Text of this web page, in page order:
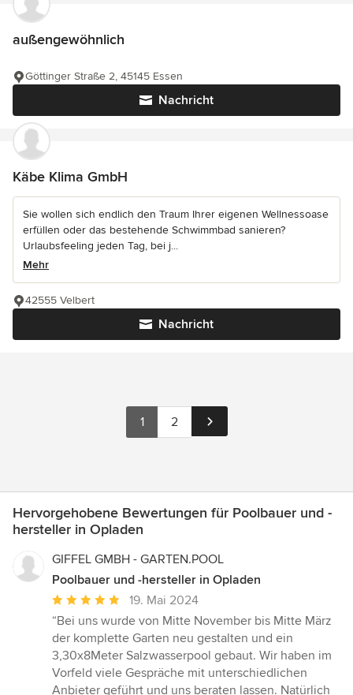
außengewöhnlich
Nachricht
Göttinger Straße 2, 45145 Essen
Käbe Klima GmbH
Sie wollen sich endlich den Traum Ihrer eigenen Wellnessoase
erfüllen oder das bestehende Schwimmbad sanieren?
Urlaubsfeeling jeden Tag, bei j...
Mehr
Nachricht
42555 Velbert
1 2
Hervorgehobene Bewertungen für Poolbauer und -
hersteller in Opladen
GIFFEL GMBH - GARTEN.POOL
Poolbauer und -hersteller in Opladen
Durchschnittliche
Bewertung:
5
von
5
Sternen
19. Mai 2024
“Bei uns wurde von Mitte November bis Mitte März
der komplette Garten neu gestalten und ein
3,30x8Meter Salzwasserpool gebaut. Wir haben im
Vorfeld viele Gespräche mit unterschiedlichen
Anbieter geführt und uns beraten lassen. Natürlich